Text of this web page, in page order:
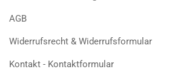
AGB
Widerrufsrecht & Widerrufsformular
Kontakt - Kontaktformular